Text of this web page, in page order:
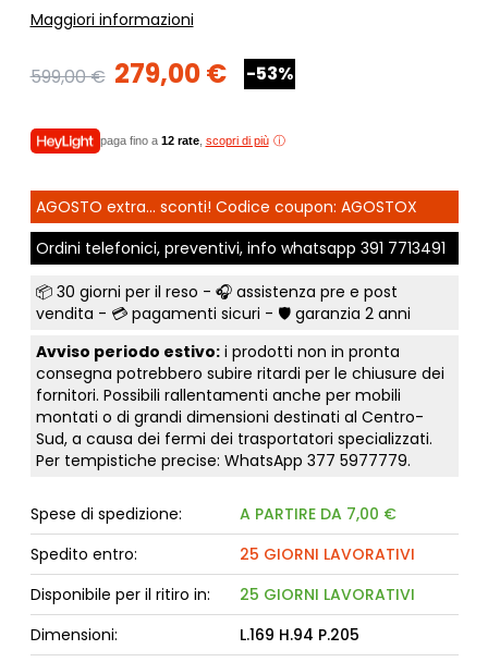
Maggiori informazioni
599,00 € 279,00 € -53%
paga fino a 12 rate, scopri di più
AGOSTO extra... sconti! Codice coupon: AGOSTOX
Ordini telefonici, preventivi, info whatsapp 391 7713491
📦 30 giorni per il reso - 🎧 assistenza pre e post
vendita - 💳 pagamenti sicuri - 🛡️ garanzia 2 anni
Avviso periodo estivo:i prodotti non in pronta
consegna potrebbero subire ritardi per le chiusure dei
fornitori. Possibili rallentamenti anche per mobili
montati o di grandi dimensioni destinati al Centro-
Sud, a causa dei fermi dei trasportatori specializzati.
Per tempistiche precise: WhatsApp 377 5977779.
Spese di spedizione:
A PARTIRE DA 7,00 €
Spedito entro:
25 GIORNI LAVORATIVI
Disponibile per il ritiro in:
25 GIORNI LAVORATIVI
Dimensioni:
L.169 H.94 P.205